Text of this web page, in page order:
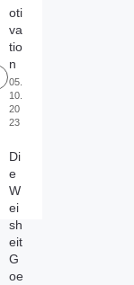
oti
va
tio
n
05.
10.
20
23
Di
e
W
ei
sh
eit
G
oe